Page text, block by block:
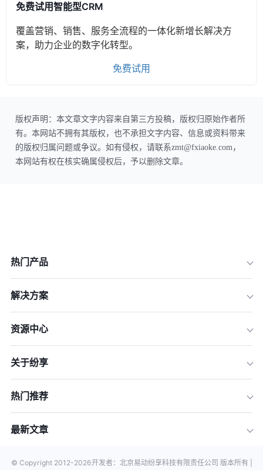
免费试用智能型CRM
覆盖营销、销售、服务全流程的一体化新增长解决方
案，助力企业的数字化转型。
免费试用
版权声明：本文章文字内容来自第三方投稿，版权归原始作者所
有。本网站不拥有其版权，也不承担文字内容、信息或资料带来
的版权归属问题或争议。如有侵权，请联系zmt@fxiaoke.com，
本网站有权在核实确属侵权后，予以删除文章。
热门产品
解决方案
资源中心
关于纷享
热门推荐
最新文章
© Copyright 2012-2026开发者：北京易动纷享科技有限责任公司 版本所有 |